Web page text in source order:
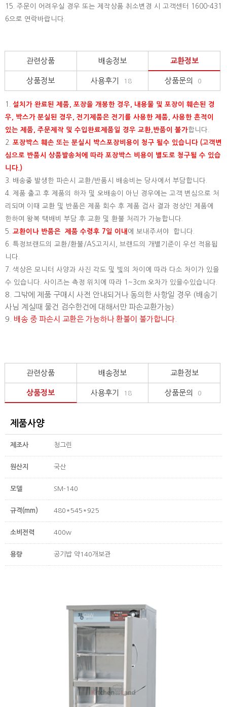
15. 주문이 어려우실 경우 또는 제작상품 취소변경 시 고객센터 1600-431
6으로 연락바랍니다.
관련상품 배송정보 교환정보
상품정보 사용후기 18 상품문의 0
1. 설치가 완료된 제품, 포장을 개봉한 경우, 내용물 및 포장이 훼손된 경
우, 박스가 분실된 경우, 전기제품은 전기를 사용한 제품, 사용한 흔적이
있는 제품, 주문제작 및 수입완료제품일 경우 교환,반품이 불가합니다.
2. 포장박스 훼손 또는 분실시 박스포장비용이 청구 될수 있습니다 (고객변
심으로 반품시 상품발송처에 따라 포장박스 비용이 별도로 청구될 수 있습
니다.)
3. 배송중 발생한 파손시 교환/반품시 배송비는 당사에서 부담합니다.
4. 제품 출고 후 제품의 하자 및 오배송이 아닌 경우에는 고객 변심으로 처
리되며 이때 교환 및 반품은 제품 회수 후 제품 검사 결과 정상인 제품에
한하여 왕복 택배비 부담 후 교환 및 환불 처리가 가능합니다.
5. 교환이나 반품은 제품 수령후 7일 이내 에 보내주셔야 합니다.
6. 특정브랜드의 교환/환불/AS고지시, 브랜드의 개별기준이 우선 적용됩
니다.
7. 색상은 모니터 사양과 사진 각도 및 빛의 차이에 따라 다소 차이가 있을
수 있습니다. 사이즈는 측정 위치에 따라 1~3cm 오차가 있을수있습니다.
8. 그밖에 제품 구매시 사전 안내되거나 동의한 사항일 경우 (배송기
사님 계실때 물건 검수한건에 대해서만 파손교환가능)
9. 배송 중 파손시 교환은 가능하나 환불이 불가합니다.
관련상품 배송정보 교환정보
상품정보 사용후기 18 상품문의 0
제품사양
제조사 청그린
원산지 국산
모델 SM-140
규격(mm) 480*545*925
소비전력 400w
용량 공기밥 약140개보관